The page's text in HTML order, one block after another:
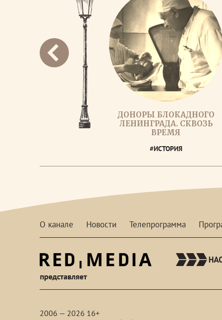
ДОНОРЫ БЛОКАДНОГО
ЛЕНИНГРАДА. СКВОЗЬ
ВРЕМЯ
#ИСТОРИЯ
О канале Новости Телепрограмма
2006 — 2026 16+